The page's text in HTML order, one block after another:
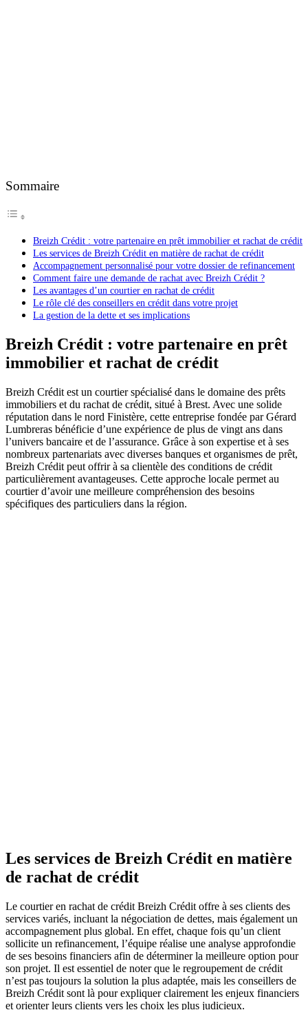
Sommaire
Breizh Crédit : votre partenaire en prêt immobilier et rachat de crédit
Les services de Breizh Crédit en matière de rachat de crédit
Accompagnement personnalisé pour votre dossier de refinancement
Comment faire une demande de rachat avec Breizh Crédit ?
Les avantages d’un courtier en rachat de crédit
Le rôle clé des conseillers en crédit dans votre projet
La gestion de la dette et ses implications
Breizh Crédit : votre partenaire en prêt
immobilier et rachat de crédit
Breizh Crédit est un courtier spécialisé dans le domaine des prêts
immobiliers et du rachat de crédit, situé à Brest. Avec une solide
réputation dans le nord Finistère, cette entreprise fondée par Gérard
Lumbreras bénéficie d’une expérience de plus de vingt ans dans
l’univers bancaire et de l’assurance. Grâce à son expertise et à ses
nombreux partenariats avec diverses banques et organismes de prêt,
Breizh Crédit peut offrir à sa clientèle des conditions de crédit
particulièrement avantageuses. Cette approche locale permet au
courtier d’avoir une meilleure compréhension des besoins
spécifiques des particuliers dans la région.
Les services de Breizh Crédit en matière
de rachat de crédit
Le courtier en rachat de crédit Breizh Crédit offre à ses clients des
services variés, incluant la négociation de dettes, mais également un
accompagnement plus global. En effet, chaque fois qu’un client
sollicite un refinancement, l’équipe réalise une analyse approfondie
de ses besoins financiers afin de déterminer la meilleure option pour
son projet. Il est essentiel de noter que le regroupement de crédit
n’est pas toujours la solution la plus adaptée, mais les conseillers de
Breizh Crédit sont là pour expliquer clairement les enjeux financiers
et orienter leurs clients vers les choix les plus judicieux.